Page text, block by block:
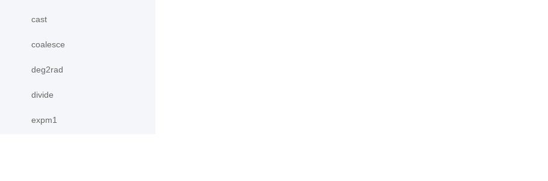
cast
coalesce
deg2rad
divide
expm1